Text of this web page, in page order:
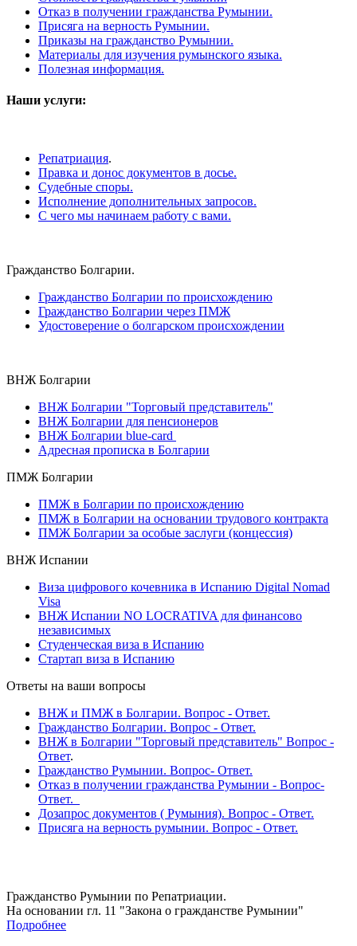
Отказ в получении гражданства Румынии.
Присяга на верность Румынии.
Приказы на гражданство Румынии.
Материалы для изучения румынского языка.
Полезная информация.
Наши услуги:
Репатриация.
Правка и донос документов в досье.
Судебные споры.
Исполнение дополнительных запросов.
С чего мы начинаем работу с вами.
Гражданство Болгарии.
Гражданство Болгарии по происхождению
Гражданство Болгарии через ПМЖ
Удостоверение о болгарском происхождении
ВНЖ Болгарии
ВНЖ Болгарии "Торговый представитель"
ВНЖ Болгарии для пенсионеров
ВНЖ Болгарии blue-card
Адресная прописка в Болгарии
ПМЖ Болгарии
ПМЖ в Болгарии по происхождению
ПМЖ в Болгарии на основании трудового контракта
ПМЖ Болгарии за особые заслуги (концессия)
ВНЖ Испании
Виза цифрового кочевника в Испанию Digital Nomad
Visa
ВНЖ Испании NO LOCRATIVA для финансово
независимых
Студенческая виза в Испанию
Стартап виза в Испанию
Ответы на ваши вопросы
ВНЖ и ПМЖ в Болгарии. Вопрос - Ответ.
Гражданство Болгарии. Вопрос - Ответ.
ВНЖ в Болгарии "Торговый представитель" Вопрос -
Ответ.
Гражданство Румынии. Вопрос- Ответ.
Отказ в получении гражданства Румынии - Вопрос-
Ответ.
Дозапрос документов ( Румыния). Вопрос - Ответ.
Присяга на верность румынии. Вопрос - Ответ.
Гражданство Румынии по Репатриации.
На основании гл. 11 "Закона о гражданстве Румынии"
Подробнее